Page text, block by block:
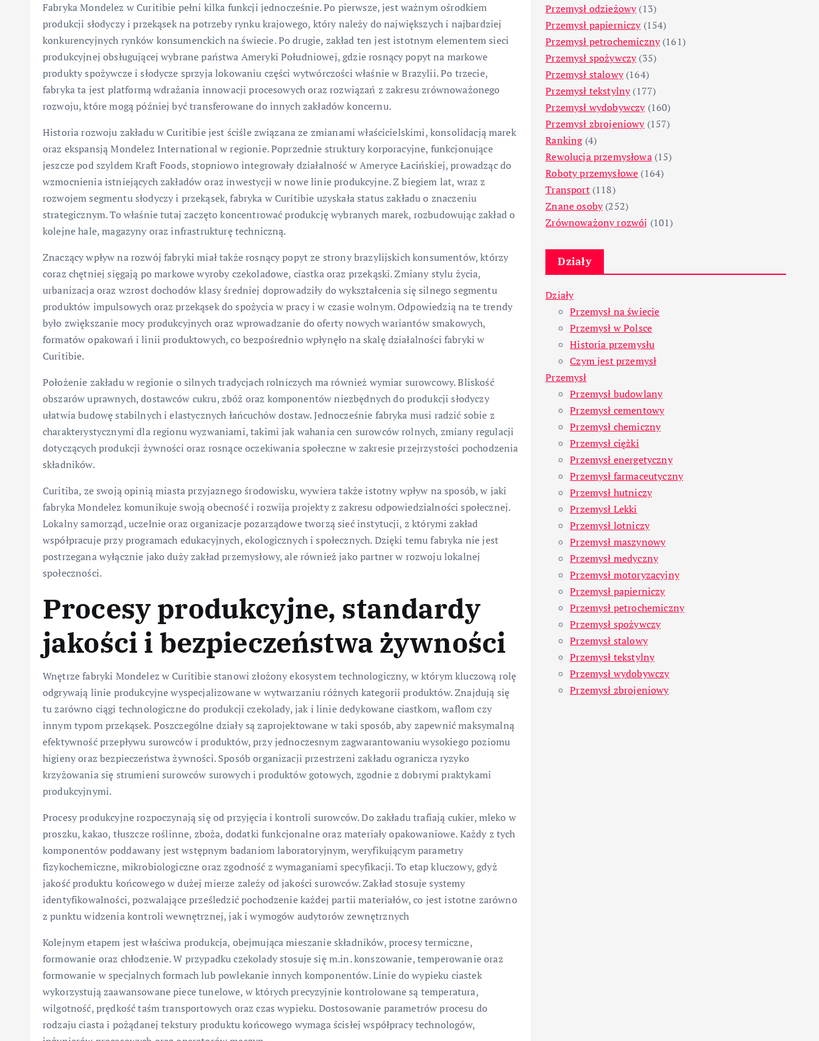
Fabryka Mondelez w Curitibie pełni kilka funkcji jednocześnie. Po pierwsze, jest ważnym ośrodkiem
produkcji słodyczy i przekąsek na potrzeby rynku krajowego, który należy do największych i najbardziej
konkurencyjnych rynków konsumenckich na świecie. Po drugie, zakład ten jest istotnym elementem sieci
produkcyjnej obsługującej wybrane państwa Ameryki Południowej, gdzie rosnący popyt na markowe
produkty spożywcze i słodycze sprzyja lokowaniu części wytwórczości właśnie w Brazylii. Po trzecie,
fabryka ta jest platformą wdrażania innowacji procesowych oraz rozwiązań z zakresu zrównoważonego
rozwoju, które mogą później być transferowane do innych zakładów koncernu.
Historia rozwoju zakładu w Curitibie jest ściśle związana ze zmianami właścicielskimi, konsolidacją marek
oraz ekspansją Mondelez International w regionie. Poprzednie struktury korporacyjne, funkcjonujące
jeszcze pod szyldem Kraft Foods, stopniowo integrowały działalność w Ameryce Łacińskiej, prowadząc do
wzmocnienia istniejących zakładów oraz inwestycji w nowe linie produkcyjne. Z biegiem lat, wraz z
rozwojem segmentu słodyczy i przekąsek, fabryka w Curitibie uzyskała status zakładu o znaczeniu
strategicznym. To właśnie tutaj zaczęto koncentrować produkcję wybranych marek, rozbudowując zakład o
kolejne hale, magazyny oraz infrastrukturę techniczną.
Znaczący wpływ na rozwój fabryki miał także rosnący popyt ze strony brazylijskich konsumentów, którzy
coraz chętniej sięgają po markowe wyroby czekoladowe, ciastka oraz przekąski. Zmiany stylu życia,
urbanizacja oraz wzrost dochodów klasy średniej doprowadziły do wykształcenia się silnego segmentu
produktów impulsowych oraz przekąsek do spożycia w pracy i w czasie wolnym. Odpowiedzią na te trendy
było zwiększanie mocy produkcyjnych oraz wprowadzanie do oferty nowych wariantów smakowych,
formatów opakowań i linii produktowych, co bezpośrednio wpłynęło na skalę działalności fabryki w
Curitibie.
Położenie zakładu w regionie o silnych tradycjach rolniczych ma również wymiar surowcowy. Bliskość
obszarów uprawnych, dostawców cukru, zbóż oraz komponentów niezbędnych do produkcji słodyczy
ułatwia budowę stabilnych i elastycznych łańcuchów dostaw. Jednocześnie fabryka musi radzić sobie z
charakterystycznymi dla regionu wyzwaniami, takimi jak wahania cen surowców rolnych, zmiany regulacji
dotyczących produkcji żywności oraz rosnące oczekiwania społeczne w zakresie przejrzystości pochodzenia
składników.
Curitiba, ze swoją opinią miasta przyjaznego środowisku, wywiera także istotny wpływ na sposób, w jaki
fabryka Mondelez komunikuje swoją obecność i rozwija projekty z zakresu odpowiedzialności społecznej.
Lokalny samorząd, uczelnie oraz organizacje pozarządowe tworzą sieć instytucji, z którymi zakład
współpracuje przy programach edukacyjnych, ekologicznych i społecznych. Dzięki temu fabryka nie jest
postrzegana wyłącznie jako duży zakład przemysłowy, ale również jako partner w rozwoju lokalnej
społeczności.
Procesy produkcyjne, standardy
jakości i bezpieczeństwa żywności
Wnętrze fabryki Mondelez w Curitibie stanowi złożony ekosystem technologiczny, w którym kluczową rolę
odgrywają linie produkcyjne wyspecjalizowane w wytwarzaniu różnych kategorii produktów. Znajdują się
tu zarówno ciągi technologiczne do produkcji czekolady, jak i linie dedykowane ciastkom, waflom czy
innym typom przekąsek. Poszczególne działy są zaprojektowane w taki sposób, aby zapewnić maksymalną
efektywność przepływu surowców i produktów, przy jednoczesnym zagwarantowaniu wysokiego poziomu
higieny oraz bezpieczeństwa żywności. Sposób organizacji przestrzeni zakładu ogranicza ryzyko
krzyżowania się strumieni surowców surowych i produktów gotowych, zgodnie z dobrymi praktykami
produkcyjnymi.
Procesy produkcyjne rozpoczynają się od przyjęcia i kontroli surowców. Do zakładu trafiają cukier, mleko w
proszku, kakao, tłuszcze roślinne, zboża, dodatki funkcjonalne oraz materiały opakowaniowe. Każdy z tych
komponentów poddawany jest wstępnym badaniom laboratoryjnym, weryfikującym parametry
fizykochemiczne, mikrobiologiczne oraz zgodność z wymaganiami specyfikacji. To etap kluczowy, gdyż
jakość produktu końcowego w dużej mierze zależy od jakości surowców. Zakład stosuje systemy
identyfikowalności, pozwalające prześledzić pochodzenie każdej partii materiałów, co jest istotne zarówno
z punktu widzenia kontroli wewnętrznej, jak i wymogów audytorów zewnętrznych
Kolejnym etapem jest właściwa produkcja, obejmująca mieszanie składników, procesy termiczne,
formowanie oraz chłodzenie. W przypadku czekolady stosuje się m.in. konszowanie, temperowanie oraz
formowanie w specjalnych formach lub powlekanie innych komponentów. Linie do wypieku ciastek
wykorzystują zaawansowane piece tunelowe, w których precyzyjnie kontrolowane są temperatura,
wilgotność, prędkość taśm transportowych oraz czas wypieku. Dostosowanie parametrów procesu do
rodzaju ciasta i pożądanej tekstury produktu końcowego wymaga ścisłej współpracy technologów,
Przemysł odzieżowy(13)
Przemysł papierniczy(154)
Przemysł petrochemiczny(161)
Przemysł spożywczy(35)
Przemysł stalowy(164)
Przemysł tekstylny(177)
Przemysł wydobywczy(160)
Przemysł zbrojeniowy(157)
Ranking(4)
Rewolucja przemysłowa(15)
Roboty przemysłowe (164)
Transport(118)
Znane osoby(252)
Zrównoważony rozwój (101)
Działy
Działy
Przemysł na świecie
Przemysł w Polsce
Historia przemysłu
Czym jest przemysł
Przemysł
Przemysł budowlany
Przemysł cementowy
Przemysł chemiczny
Przemysł ciężki
Przemysł energetyczny
Przemysł farmaceutyczny
Przemysł hutniczy
Przemysł Lekki
Przemysł lotniczy
Przemysł maszynowy
Przemysł medyczny
Przemysł motoryzacyjny
Przemysł papierniczy
Przemysł petrochemiczny
Przemysł spożywczy
Przemysł stalowy
Przemysł tekstylny
Przemysł wydobywczy
Przemysł zbrojeniowy